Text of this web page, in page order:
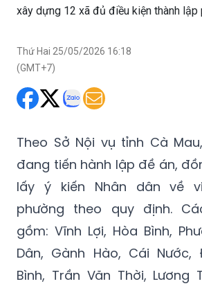
xây dựng 12 xã đủ điều kiện thành lập
Thứ Hai 25/05/2026 16:18
(GMT+7)
Theo Sở Nội vụ tỉnh Cà
đang tiến hành lập đề án,
lấy ý kiến Nhân dân về
phường theo quy định.
gồm: Vĩnh Lợi, Hòa Bình,
Dân, Gành Hào, Cái Nước,
Bình, Trần Văn Thời, Lương